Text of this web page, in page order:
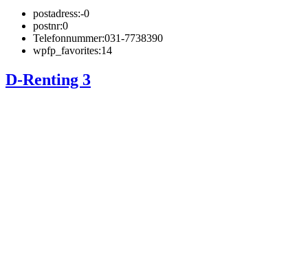
postadress:-0
postnr:0
Telefonnummer:031-7738390
wpfp_favorites:14
D-Renting 3